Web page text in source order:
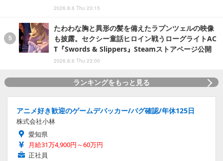
2026.8.6 Thu 23:15
たわわな胸と異形の髪を備えたラプンツェルの映像
も披露。セクシー童話ヒロイン戦うローグライトAC
T『Swords & Slippers』Steamストアページ公開
2026.8.6 Thu 23:00
ランキングをもっと見る
アニメ好き歓迎のゲームデバッカー/バグ確認/年休125日
株式会社小林
愛知県
月給31万4,900円～60万円
正社員